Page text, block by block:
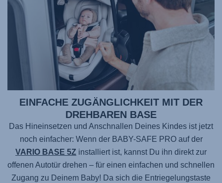
EINFACHE ZUGÄNGLICHKEIT MIT DER
DREHBAREN BASE
Das Hineinsetzen und Anschnallen Deines Kindes ist jetzt
noch einfacher: Wenn der BABY-SAFE PROauf der
VARIO BASE 5Z installiert ist, kannst Du ihn direkt zur
offenen Autotür drehen – für einen einfachen und schnellen
Zugang zu Deinem Baby! Da sich die Entriegelungstaste